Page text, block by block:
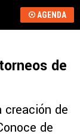
AGENDA
de
creación de
de